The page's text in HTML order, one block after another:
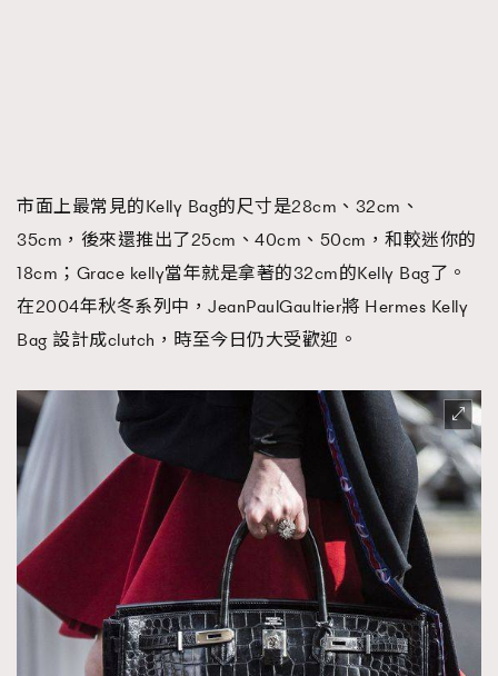
市面上最常見的Kelly Bag的尺寸是28cm、32cm、
35cm，後來還推出了25cm、40cm、50cm，和較迷你的
18cm；Grace kelly當年就是拿著的32cm的Kelly Bag了。
在2004年秋冬系列中，JeanPaulGaultier將 Hermes Kelly
Bag 設計成clutch，時至今日仍大受歡迎。